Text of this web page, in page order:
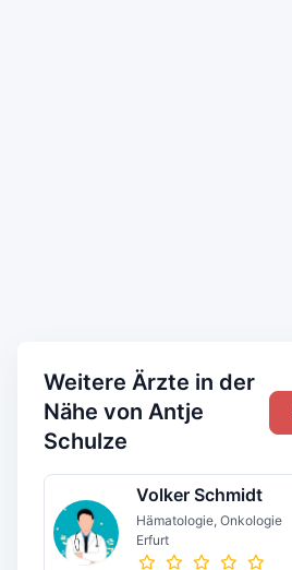
Weitere Ärzte in der
Nähe von Antje
Schulze
Volker Schmidt
Hämatologie, Onkologie
Erfurt